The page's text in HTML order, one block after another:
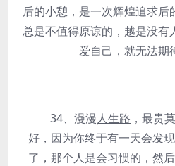
后的小憩，是一次辉煌追求
总是不值得原谅的，越是没有
爱自己，就无法期
34、漫漫人生路 ，最贵
好，因为你终于有一天会发
了，那个人是会习惯的，然